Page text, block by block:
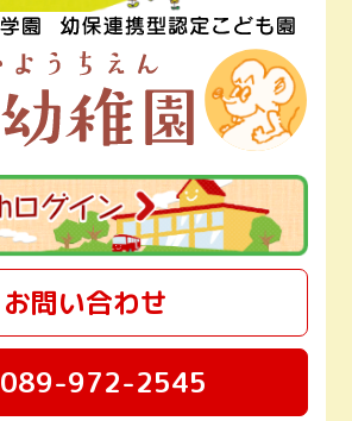
お問い合わせ
089-972-2545